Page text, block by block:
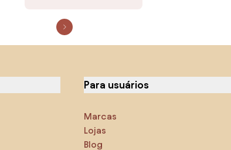
Para usuários
Marcas
Lojas
Blog